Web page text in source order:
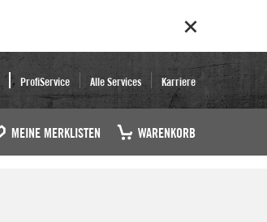
ProfiService Alle Services Karriere
MEINE MERKLISTEN WARENKORB